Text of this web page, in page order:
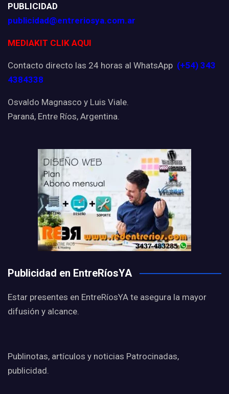
PUBLICIDAD
publicidad@entreriosya.com.ar
MEDIAKIT CLIK AQUI
Contacto directo las 24 horas al WhatsApp (+54) 343
4384338
Osvaldo Magnasco y Luis Viale.
Paraná, Entre Ríos, Argentina.
Publicidad en EntreRíosYA
Estar presentes en EntreRíosYA te asegura la mayor
difusión y alcance.
Publinotas, artículos y noticias Patrocinadas,
publicidad.